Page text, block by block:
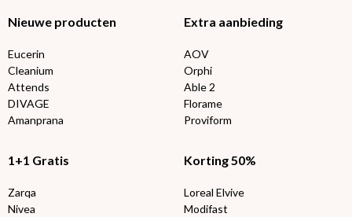
Nieuwe producten
Eucerin
Cleanium
Attends
DIVAGE
Amanprana
Extra aanbieding
AOV
Orphi
Able 2
Florame
Proviform
1+1 Gratis
Zarqa
Nivea
Korting 50%
Loreal Elvive
Modifast